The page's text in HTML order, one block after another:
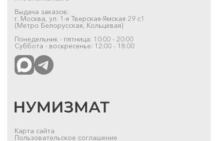
Выдача заказов:
г. Москва, ул. 1-я Тверская-Ямская 29 с1
(Метро Белорусская, Кольцевая)
Понедельник - пятница: 10:00 - 20:00
Суббота - воскресенье: 12:00 - 18:00
Карта сайта
Пользовательское соглашение